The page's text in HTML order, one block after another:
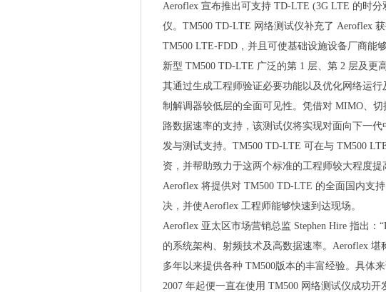
Aeroflex 宣布推出可支持 TD-LTE (3G LTE 的时
仪。TM500 TD-LTE 网络测试仪补充了 Aeroflex
TM500 LTE-FDD，并且可使基础设施设备厂商能
新型 TM500 TD-LTE 广泛的第 1 层、第 2 层及更
其通过生成工程师验证必要功能以及优化网络运
制解调器较低层的全面可见性。凭借对 MIMO、
路数据速率的支持，该测试仪将实现对面向下一
发与测试支持。TM500 TD-LTE 可在与 TM500
资，并帮助致力于这两个标准的工程师较大程度提
Aeroflex 将提供对 TM500 TD-LTE 的全面国内支
决，并使Aeroflex 工程师能够快速到达现场。
Aeroflex 亚太区市场营销总监 Stephen Hire 指出
的系统架构、射频技术及高数据速率。Aeroflex
多年以来提供各种 TM500版本的丰富经验。具体
2007 年起便一直在使用 TM500 网络测试仪成功